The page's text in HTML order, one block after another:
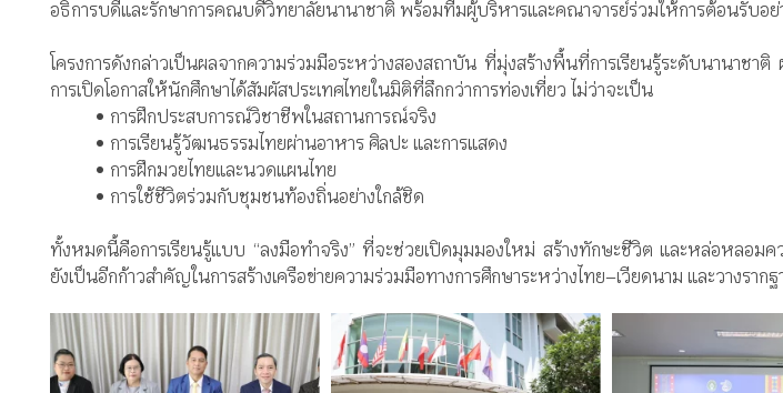
อธิการบดีและรักษาการคณบดีวิทยาลัยนานาชาติ พร้อมทีมผู้บริหารและคณาจารย์ร่วมให้การต้อนรับอ
โครงการดังกล่าวเป็นผลจากความร่วมมือระหว่างสองสถาบัน ที่มุ่งสร้างพื้นที่การเรียนรู้ระดับนานาช
การเปิดโอกาสให้นักศึกษาได้สัมผัสประเทศไทยในมิติที่ลึกกว่าการท่องเที่ยว ไม่ว่าจะเป็น
• การฝึกประสบการณ์วิชาชีพในสถานการณ์จริง
• การเรียนรู้วัฒนธรรมไทยผ่านอาหาร ศิลปะ และการแสดง
• การฝึกมวยไทยและนวดแผนไทย
• การใช้ชีวิตร่วมกับชุมชนท้องถิ่นอย่างใกล้ชิด
ทั้งหมดนี้คือการเรียนรู้แบบ “ลงมือทำจริง” ที่จะช่วยเปิดมุมมองใหม่ สร้างทักษะชีวิต และหล่อหลอมค
ยังเป็นอีกก้าวสำคัญในการสร้างเครือข่ายความร่วมมือทางการศึกษาระหว่างไทย–เวียดนาม และวางรา